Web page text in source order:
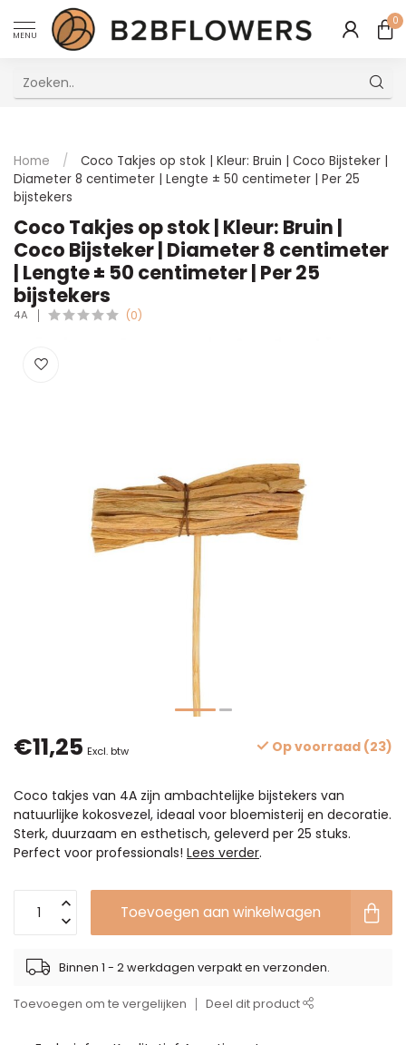
MENU
0
Home /
Coco Takjes op stok | Kleur: Bruin | Coco Bijsteker |
Diameter 8 centimeter | Lengte ± 50 centimeter | Per 25
bijstekers
Coco Takjes op stok | Kleur: Bruin |
Coco Bijsteker | Diameter 8 centimeter
| Lengte ± 50 centimeter | Per 25
bijstekers
4A (0)
€11,25 Excl. btw Op voorraad (23)
Coco takjes van 4A zijn ambachtelijke bijstekers van
natuurlijke kokosvezel, ideaal voor bloemisterij en decoratie.
Sterk, duurzaam en esthetisch, geleverd per 25 stuks.
Perfect voor professionals! Lees verder.
Toevoegen aan winkelwagen
Binnen 1 - 2 werkdagen verpakt en verzonden.
Toevoegen om te vergelijken Deel dit product